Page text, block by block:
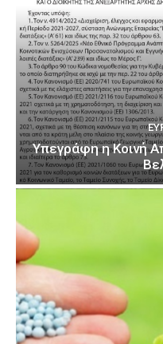
Υπεγράφη η Κοινή